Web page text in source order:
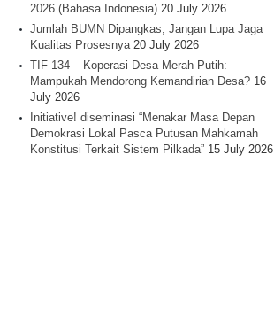
2026 (Bahasa Indonesia) 20 July 2026
Jumlah BUMN Dipangkas, Jangan Lupa Jaga
Kualitas Prosesnya 20 July 2026
TIF 134 – Koperasi Desa Merah Putih:
Mampukah Mendorong Kemandirian Desa? 16
July 2026
Initiative! diseminasi “Menakar Masa Depan
Demokrasi Lokal Pasca Putusan Mahkamah
Konstitusi Terkait Sistem Pilkada” 15 July 2026